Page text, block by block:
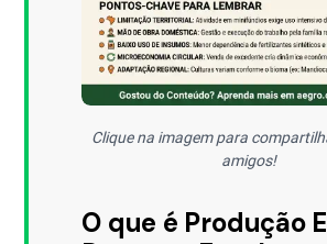
Clique na imagem para
amigos!
O que é Produção